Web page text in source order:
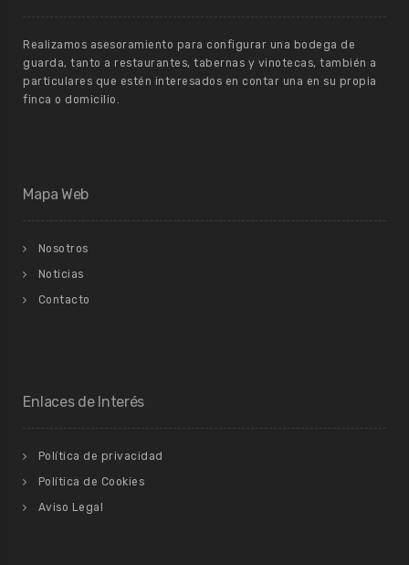
Realizamos asesoramiento para configurar una bodega de
guarda, tanto a restaurantes, tabernas y vinotecas, también a
particulares que estén interesados en contar una en su propia
finca o domicilio.
Mapa Web
Nosotros
Noticias
Contacto
Enlaces de Interés
Política de privacidad
Política de Cookies
Aviso Legal